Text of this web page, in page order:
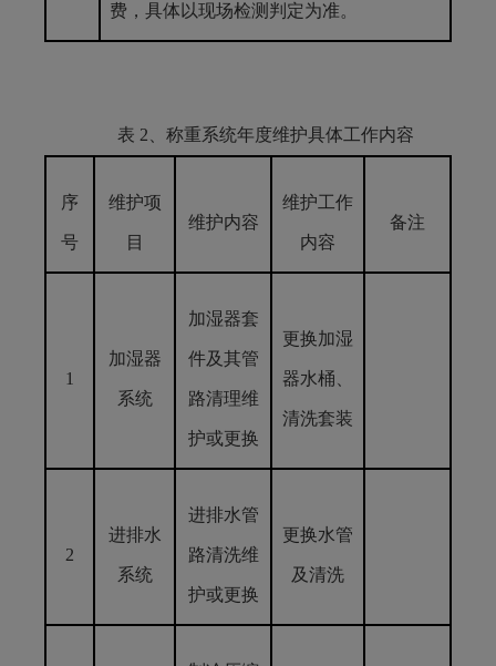
费，具体以现场检测判定为准。
表 2、称重系统年度维护具体工作内容
序
号
维护项
目
维护内容
维护工作
内容
备注
1
加湿器
系统
加湿器套
件及其管
路清理维
护或更换
更换加湿
器水桶、
清洗套装
2
进排水
系统
进排水管
路清洗维
护或更换
更换水管
及清洗